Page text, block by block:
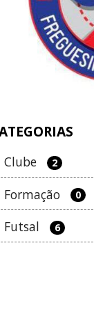
Clube 2
Formação 0
Futsal 6